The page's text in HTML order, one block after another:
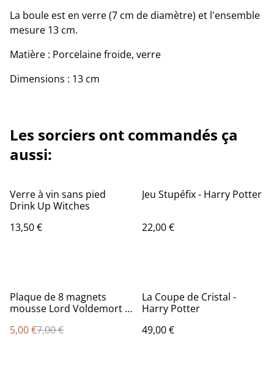
La boule est en verre (7 cm de diamètre) et l'ensemble
mesure 13 cm.
Matière : Porcelaine froide, verre
Dimensions : 13 cm
Les sorciers ont commandés ça
aussi:
Verre à vin sans pied
Drink Up Witches
13,50 €
Jeu Stupéfix - Harry Potter
22,00 €
%
Plaque de 8 magnets
mousse Lord Voldemort -
5,00 €7,00 €
La Coupe de Cristal -
Harry Potter
49,00 €